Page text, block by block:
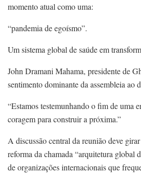
momento atual como uma:
“pandemia de egoísmo”.
Um sistema global de saúde em
John Dramani Mahama, presidente de
sentimento dominante da assembleia ao
“Estamos testemunhando o fim de uma
coragem para construir a próxima.”
A discussão central da reunião deve
reforma da chamada “arquitetura
de organizações internacionais que